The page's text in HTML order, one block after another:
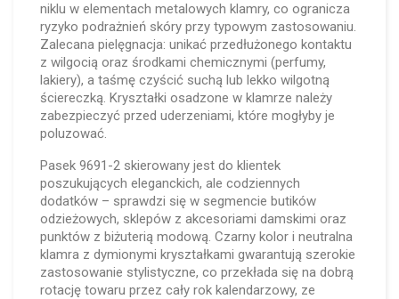
niklu w elementach metalowych klamry, co ogranicza
ryzyko podrażnień skóry przy typowym zastosowaniu.
Zalecana pielęgnacja: unikać przedłużonego kontaktu
z wilgocią oraz środkami chemicznymi (perfumy,
lakiery), a taśmę czyścić suchą lub lekko wilgotną
ściereczką. Kryształki osadzone w klamrze należy
zabezpieczyć przed uderzeniami, które mogłyby je
poluzować.
Pasek 9691-2 skierowany jest do klientek
poszukujących eleganckich, ale codziennych
dodatków – sprawdzi się w segmencie butików
odzieżowych, sklepów z akcesoriami damskimi oraz
punktów z biżuterią modową. Czarny kolor i neutralna
klamra z dymionymi kryształkami gwarantują szerokie
zastosowanie stylistyczne, co przekłada się na dobrą
rotację towaru przez cały rok kalendarzowy, ze